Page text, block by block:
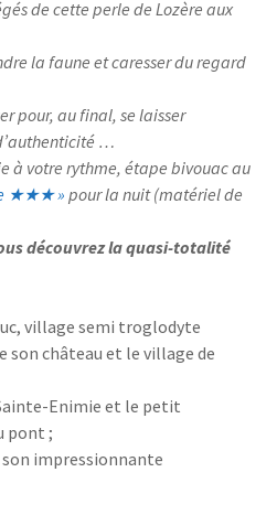
de cette perle de Lozère aux
la faune et caresser du regard
pour, au final, se laisser
…
à votre rythme, étape bivouac au
★★★ » pour la nuit (matériel de
découvrez la quasi-totalité
village semi troglodyte
son château et le village de
Enimie et le petit
pont ;
impressionnante